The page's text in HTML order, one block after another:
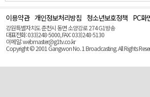
이용약관 개인정보처리방침 청소년보호정책 PC화
강원특별자치도 춘천시 동면 소양강로 274 G1방송
대표전화: 033)248-5000, FAX: 033)248-5130
이메일: webmaster@g1tv.co.kr
Copyright © 2001 Gangwon No. 1 Broadcasting. All Rights